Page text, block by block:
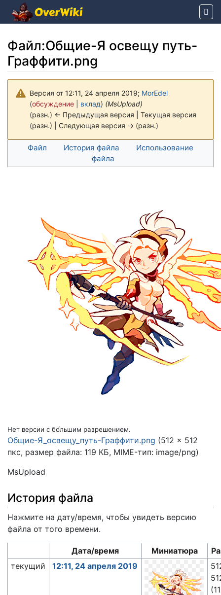
Файл:Общие-Я освещу путь-
Граффити.png
Версия от 12:11, 24 апреля 2019; MorEdel
(обсуждение вклад) (MsUpload)
(разн.) ← Предыдущая версия | Текущая версия
(разн.) | Следующая версия → (разн.)
Перейти к: навигация, поиск
Файл История файла
Использование
файла
Нет версии с бо́льшим разрешением.
Общие-Я_освещу_путь-Граффити.png (512 × 512
пкс, размер файла: 119 КБ, MIME-тип: image/png)
MsUpload
История файла
Нажмите на дату/время, чтобы увидеть версию
файла от того времени.
Дата/время Миниатюра
текущий
12:11, 24 апреля 2019